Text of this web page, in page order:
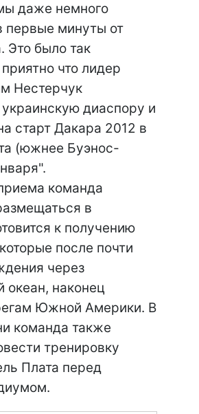
даже немного
первые минуты от
Это было так
что лидер
Нестерчук
диаспору и
старт Дакара 2012 в
(южнее Буэнос-
команда
в
к получению
после почти
через
океан, наконец
Южной Америки. В
команда также
тренировку
Плата перед